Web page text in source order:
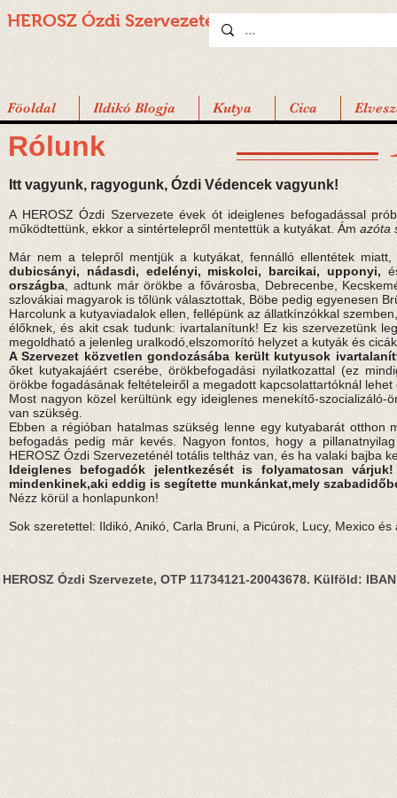
HEROSZ Ózdi Szervezete
Föoldal Ildikó Blogja Kutya Cica
Rólunk
Itt vagyunk, ragyogunk, Ózdi Védencek vagyunk!
A HEROSZ Ózdi Szervezete évek ót ideiglenes befogadással
működtettünk, ekkor a sintértelepről mentettük a kutyákat. Ám azóta
Már nem a telepről mentjük a kutyákat, fennálló ellentétek
dubicsányi, nádasdi, edelényi, miskolci, barcikai, upponyi,
országba , adtunk már örökbe a fővárosba, Debrecenbe,
szlovákiai magyarok is tőlünk választottak, Böbe pedig egyenesen
Harcolunk a kutyaviadalok ellen, fellépünk az állatkínzókkal
élőknek, és akit csak tudunk: ivartalanítunk! Ez kis szervezetünk
megoldható a jelenleg uralkodó,elszomorító helyzet a kutyák és
A Szervezet közvetlen gondozásába került kutyusok
őket kutyakajáért cserébe, örökbefogadási nyilatkozattal (ez
örökbe fogadásának feltételeiről a megadott kapcsolattartóknál
Most nagyon közel kerültünk egy ideiglenes menekítő-
van szükség.
Ebben a régióban hatalmas szükség lenne egy kutyabarát otthon
befogadás pedig már kevés. Nagyon fontos, hogy a
HEROSZ Ózdi Szervezeténél totális teltház van, és ha valaki
Ideiglenes befogadók jelentkezését is folyamatosan
mindenkinek,aki eddig is segítette munkánkat,mely
Nézz körül a honlapunkon!
Sok szeretettel: Ildikó, Anikó, Carla Bruni, a Picúrok, Lucy, Mexico
HEROSZ Ózdi Szervezete, OTP 11734121-20043678. Külföld: